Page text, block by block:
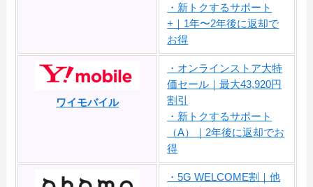
・新トクするサポート
+｜1年〜2年後に返却で
お得
ワイモバイル
・オンラインストア大特
価セール｜最大43,920円
割引
・新トクするサポート
（A）｜2年後に返却でお
得
・5G WELCOME割｜他